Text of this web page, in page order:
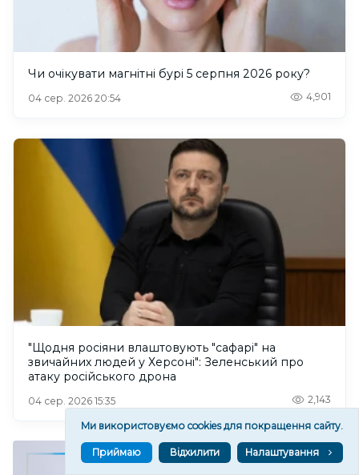
Чи очікувати магнітні бурі 5 серпня 2026 року?
04 сер. 2026 20:54 4,901
"Щодня росіяни влаштовують "сафарі" на
звичайних людей у Херсоні": Зеленський про
атаку російського дрона
04 сер. 2026 15:35 2,143
Ми використовуємо cookies для покращення сайту.
Приймаю Відхилити Налаштування